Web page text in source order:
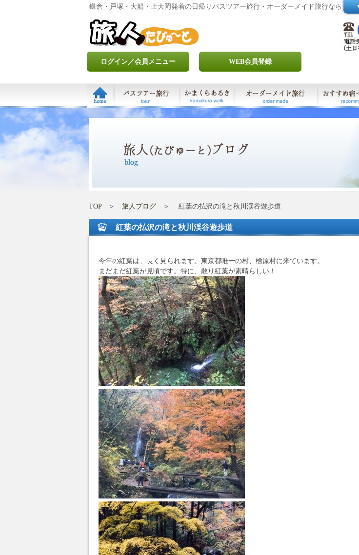
鎌倉・戸塚・大船・上大岡発着の日帰りバスツアー旅行・オーダーメイド旅行なら
ログイン／会員メニュー WEB会員登録
TOP＞ 旅人ブログ ＞ 紅葉の払沢の滝と秋川渓谷遊歩道
紅葉の払沢の滝と秋川渓谷遊歩道
今年の紅葉は、長く見られます。東京都唯一の村、檜原村に来ています。
まだまだ紅葉が見頃です。特に、散り紅葉が素晴らしい！